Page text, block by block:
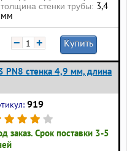
толщина стенки трубы: 3,4
мм
− + Купить
PN8 стенка 4,9 мм, длина
919
заказ. Срок поставки 3-5